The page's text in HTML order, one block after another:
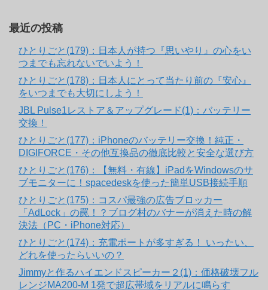
最近の投稿
ひとりごと(179)：日本人が持つ『思いやり』の心をい
つまでも忘れないでいよう！
ひとりごと(178)：日本人にとって当たり前の『安心』
をいつまでも大切にしよう！
JBL Pulse1レストア＆アップグレード(1)：バッテリー
交換！
ひとりごと(177)：iPhoneのバッテリー交換！純正・
DIGIFORCE・その他互換品の徹底比較と安全な選び方
ひとりごと(176)：【無料・有線】iPadをWindowsのサ
ブモニターに！spacedeskを使った簡単USB接続手順
ひとりごと(175)：コスパ最強の広告ブロッカー
「AdLock」の罠！？ブログ村のバナーが消えた時の解
決法（PC・iPhone対応）
ひとりごと(174)：充電ポートが多すぎる！ いったい、
どれを使ったらいいの？
Jimmyと作るハイエンドスピーカー２(1)：価格破壊フル
レンジMA200-M 1発で超広帯域をリアルに鳴らす